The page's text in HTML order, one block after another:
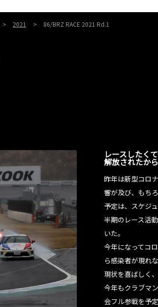
2021 86/BRZ RACE 2021 Rd.1
レースしたく
解放されたか
昨年は新型コロ
響が及び、もち
予定は、スケジ
半期のレース活
いた。
今年になってコ
ら感染者が現れ
現状を喜ばしく
今年もクラブマ
会フル参戦を予